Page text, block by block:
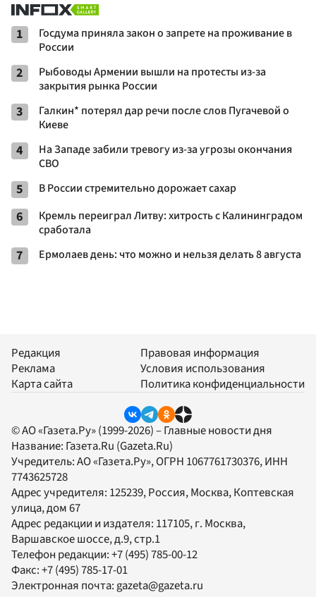
1
Госдума приняла закон о запрете на проживание в
России
2
Рыбоводы Армении вышли на протесты из-за
закрытия рынка России
3
Галкин* потерял дар речи после слов Пугачевой о
Киеве
4
На Западе забили тревогу из-за угрозы окончания
СВО
5 В России стремительно дорожает сахар
6
Кремль переиграл Литву: хитрость с Калининградом
сработала
7 Ермолаев день: что можно и нельзя делать 8 августа
Редакция
Реклама
Карта сайта
Правовая информация
Условия использования
Политика конфиденциальности
© АО «Газета.Ру» (1999-2026) – Главные новости дня
Название: Газета.Ru (Gazeta.Ru)
Учредитель:АО «Газета.Ру», ОГРН 1067761730376, ИНН
7743625728
Адрес учредителя: 125239, Россия, Москва, Коптевская
улица, дом 67
Адрес редакции и издателя: 117105, г. Москва,
Варшавское шоссе, д.9, стр.1
Телефон редакции:+7 (495) 785-00-12
Факс:+7 (495) 785-17-01
Электронная почта:gazeta@gazeta.ru